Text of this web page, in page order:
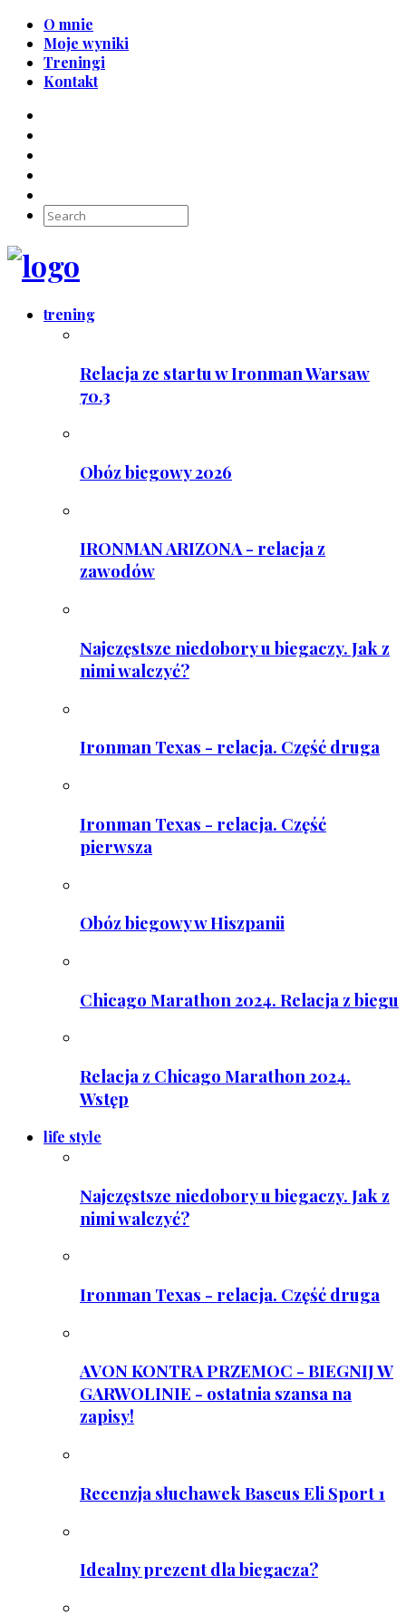
O mnie
Moje wyniki
Treningi
Kontakt
trening
Relacja ze startu w Ironman Warsaw
70.3
Obóz biegowy 2026
IRONMAN ARIZONA - relacja z
zawodów
Najczęstsze niedobory u biegaczy. Jak z
nimi walczyć?
Ironman Texas - relacja. Część druga
Ironman Texas - relacja. Część
pierwsza
Obóz biegowy w Hiszpanii
Chicago Marathon 2024. Relacja z biegu
Relacja z Chicago Marathon 2024.
Wstęp
life style
Najczęstsze niedobory u biegaczy. Jak z
nimi walczyć?
Ironman Texas - relacja. Część druga
AVON KONTRA PRZEMOC - BIEGNIJ W
GARWOLINIE - ostatnia szansa na
zapisy!
Recenzja słuchawek Baseus Eli Sport 1
Idealny prezent dla biegacza?